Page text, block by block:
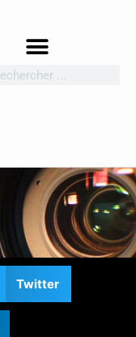
Twitter